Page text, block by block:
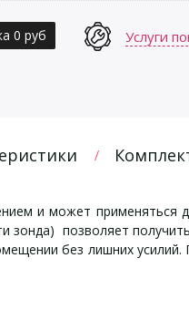
0 руб Услуги
и может применяться
зонда) позволяет
без лишних